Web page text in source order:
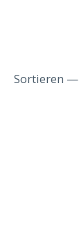
Sortieren —